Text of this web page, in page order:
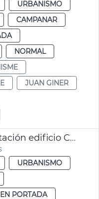
URBANISMO
CAMPANAR
NORMAL
JUAN GINER
JGL Licitación rehabilitación edificio Cabañal alquiler asequible València
URBANISMO
EN PORTADA